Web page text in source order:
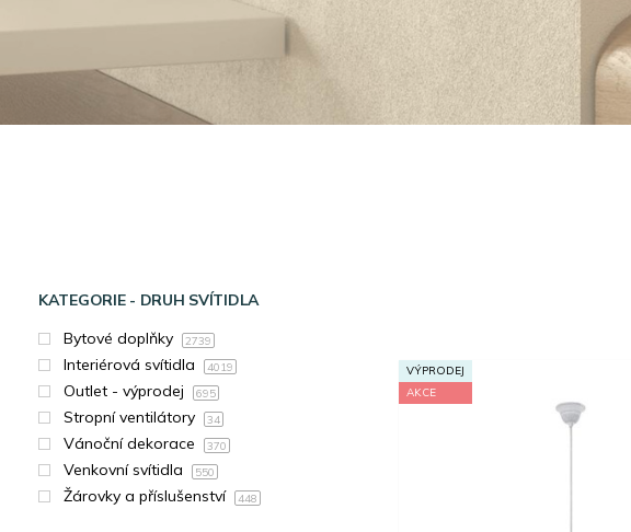
KATEGORIE - DRUH SVÍTIDLA
Bytové doplňky
2739
Interiérová svítidla 4019
Outlet - výprodej 695
Stropní ventilátory 34
Vánoční dekorace 370
Venkovní svítidla 550
Žárovky a příslušenství 448
VÝPRODEJ
AKCE